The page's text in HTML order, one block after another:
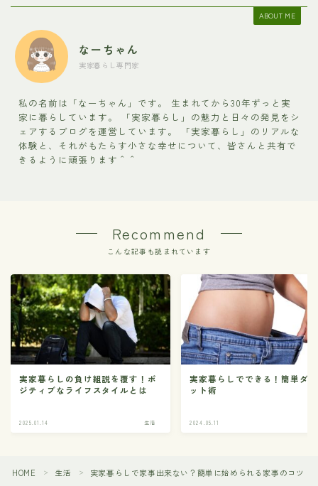
ABOUT ME
なーちゃん
実家暮らし専門家
私の名前は「なーちゃん」です。 生まれてから30年ずっと実
家に暮らしています。 「実家暮らし」の魅力と日々の発見をシ
ェアするブログを運営しています。 「実家暮らし」のリアルな
体験と、それがもたらす小さな幸せについて、皆さんと共有で
きるように頑張ります＾＾
Recommend
こんな記事も読まれています
実家暮らしの負け組説を覆す！ポ
ジティブなライフスタイルとは
2025.01.14 生活
実家暮らしでできる！簡単ダ
ット術
2024.05.11
HOME ＞ 生活 ＞ 実家暮らしで家事出来ない？簡単に始められる家事のコツ